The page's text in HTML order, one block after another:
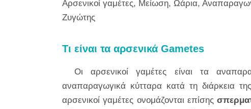
Αρσενικοί γαμέτες, Μείωση, Ωάρια,
Ζυγώτης
Τι είναι τα αρσενικά Gametes
Οι αρσενικοί γαμέτες είναι τα
αναπαραγωγικά κύτταρα κατά τη διάρκεια
αρσενικοί γαμέτες ονομάζονται επίσης